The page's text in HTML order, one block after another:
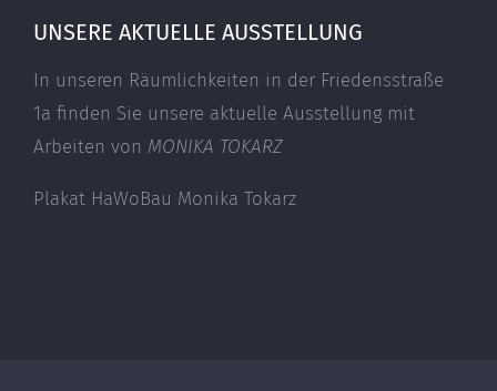
UNSERE AKTUELLE AUSSTELLUNG
In unseren Räumlichkeiten in der Friedensstraße
1a finden Sie unsere aktuelle Ausstellung mit
Arbeiten von MONIKA TOKARZ
Plakat HaWoBau Monika Tokarz